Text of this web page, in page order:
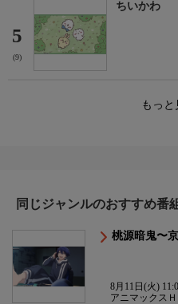
5
(9)
ちいかわ
もっ
同じジャンルのおすすめ番
桃源暗鬼〜
8月11日(火)
アニマックスＨ